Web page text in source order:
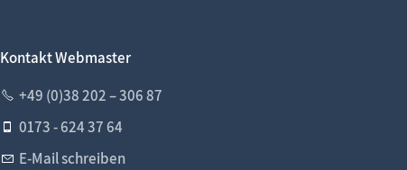
Kontakt Webmaster
+49 (0)38 202 – 306 87
0173 - 624 37 64
E-Mail schreiben